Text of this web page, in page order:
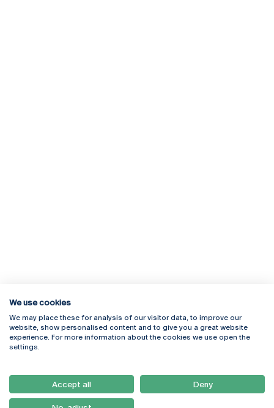
Rua Diogo Botelho 1327
4169-005 Porto
+351 226 196 240
Campus Online
Webmail
Como Chegar
Newsletter
We use cookies
We may place these for analysis of our visitor data, to improve our
website, show personalised content and to give you a great website
experience. For more information about the cookies we use open the
settings.
Accept all Deny